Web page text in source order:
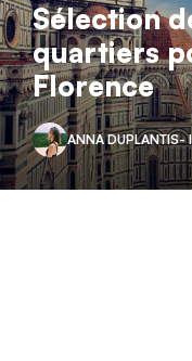
Sélection
quartiers
Florence
ANNA DUPLANTIS-